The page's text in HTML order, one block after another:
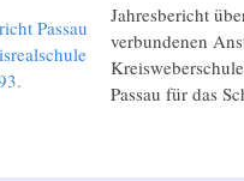
Passau
Jahresbericht
verbundenen
Passau für das